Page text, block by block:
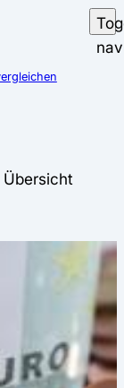
Übersicht